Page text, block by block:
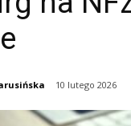
10 lutego 2026